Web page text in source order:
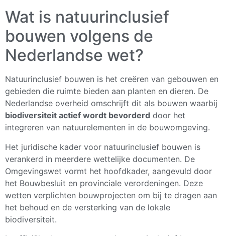
Wat is natuurinclusief
bouwen volgens de
Nederlandse wet?
Natuurinclusief bouwen is het creëren van gebouwen en
gebieden die ruimte bieden aan planten en dieren. De
Nederlandse overheid omschrijft dit als bouwen waarbij
biodiversiteit actief wordt bevorderd door het
integreren van natuurelementen in de bouwomgeving.
Het juridische kader voor natuurinclusief bouwen is
verankerd in meerdere wettelijke documenten. De
Omgevingswet vormt het hoofdkader, aangevuld door
het Bouwbesluit en provinciale verordeningen. Deze
wetten verplichten bouwprojecten om bij te dragen aan
het behoud en de versterking van de lokale
biodiversiteit.